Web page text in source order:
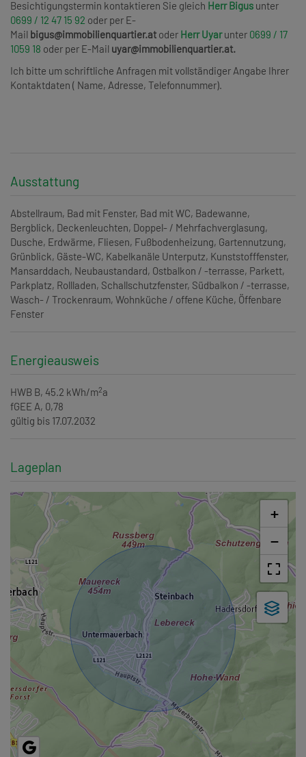
Besichtigungstermin kontaktieren Sie gleich Herr Bigus unter
0699 / 12 47 15 92 oder per E-
Mail bigus@immobilienquartier.at oder Herr Uyarunter 0699 / 17
1059 18 oder per E-Mail uyar@immobilienquartier.at.
Ich bitte um schriftliche Anfragen mit vollständiger Angabe Ihrer
Kontaktdaten ( Name, Adresse, Telefonnummer).
Ausstattung
Abstellraum Bad mit Fenster Bad mit WC Badewanne
Bergblick Deckenleuchten Doppel- / Mehrfachverglasung
Dusche Erdwärme Fliesen Fußbodenheizung Gartennutzung
Grünblick Gäste-WC Kabelkanäle Unterputz Kunststofffenster
Mansarddach Neubaustandard Ostbalkon / -terrasse Parkett
Parkplatz Rollladen Schallschutzfenster Südbalkon / -terrasse
Wasch- / Trockenraum Wohnküche / offene Küche Öffenbare
Fenster
Energieausweis
HWB B, 45.2 kWh/m2a
fGEE A, 0,78
gültig bis 17.07.2032
Lageplan
+
−